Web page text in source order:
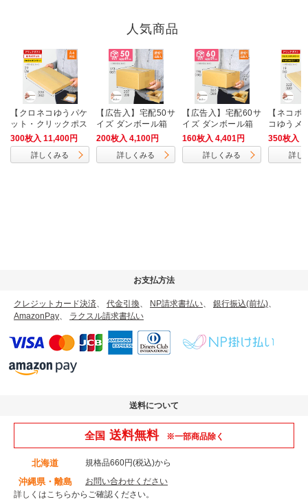
人気商品
【クロネコゆうパケ
ット・クリックポス
ト・ゆうパケット】
厚さ3cm・ヤッコ型
ケース（A4サイ
300枚入 11,400円
詳しくみる
【広告入】宅配50サ
イズ ダンボール箱
200枚入 4,100円
詳しくみる
【広告入】宅配60サ
イズ ダンボール箱
（クロネコボックス
6）
160枚入 4,401円
詳しくみる
【ネコポ
コゆうメ
2cm・ヤ
ス（A4サ
350枚入
詳し
お支払方法
クレジットカード決済、 代金引換、 NP請求書払い、 銀行振込(前払)、
AmazonPay、 ラクスル請求書払い
送料について
全国 送料無料 ※一部商品除く
北海道 規格品660円(税込)から
沖縄県・離島
お問い合わせください
詳しくはこちらからご確認ください。